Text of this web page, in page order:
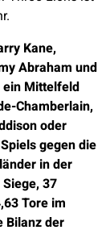
Kane,
Abraham und
ein Mittelfeld
Chamberlain,
oder
gegen die
in der
37
Tore im
Bilanz der